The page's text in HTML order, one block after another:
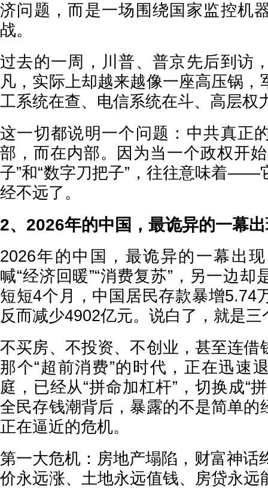
济问题，而是一场围绕国家监控机
战。
过去的一周，川普、普京先后到访
凡，实际上却越来越像一座高压锅，
工系统在查、电信系统在斗、高层权
这一切都说明一个问题：中共真正
部，而在内部。因为当一个政权开
子”和“数字刀把子”，往往意味着——
经不远了。
2、2026年的中国，最诡异的一幕
2026年的中国，最诡异的一幕出
喊“经济回暖”“消费复苏”，另一边
短短4个月，中国居民存款暴增5.74
反而减少4902亿元。说白了，就是
不买房、不投资、不创业，甚至连借
那个“超前消费”的时代，正在迅速
庭，已经从“拼命加杠杆”，切换成“
全民存钱潮背后，暴露的不是简单的
正在逼近的危机。
第一大危机：房地产塌陷，财富神话
价永远涨、土地永远值钱、房贷永远